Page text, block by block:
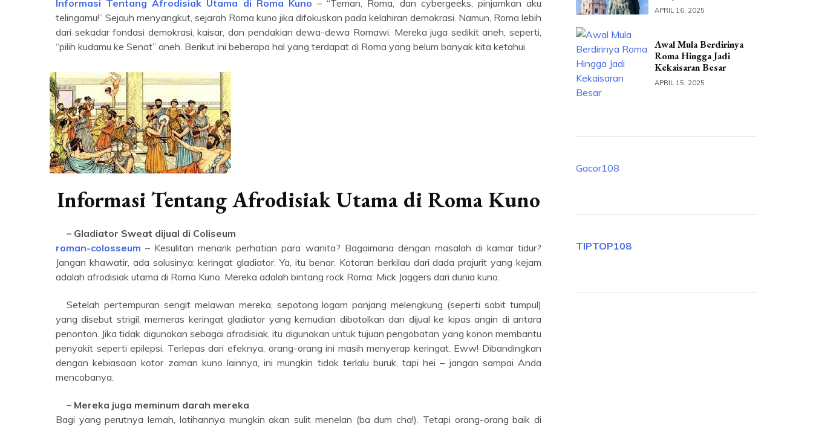
Informasi Tentang Afrodisiak Utama di Roma Kuno – “Teman, Roma, dan cybergeeks, pinjamkan aku
telingamu!” Sejauh menyangkut, sejarah Roma kuno jika difokuskan pada kelahiran demokrasi. Namun, Roma lebih
dari sekadar fondasi demokrasi, kaisar, dan pendakian dewa-dewa Romawi. Mereka juga sedikit aneh, seperti,
“pilih kudamu ke Senat” aneh. Berikut ini beberapa hal yang terdapat di Roma yang belum banyak kita ketahui.
Informasi Tentang Afrodisiak Utama di Roma Kuno
– Gladiator Sweat dijual di Coliseum
roman-colosseum – Kesulitan menarik perhatian para wanita? Bagaimana dengan masalah di kamar tidur?
Jangan khawatir, ada solusinya: keringat gladiator. Ya, itu benar. Kotoran berkilau dari dada prajurit yang kejam
adalah afrodisiak utama di Roma Kuno. Mereka adalah bintang rock Roma: Mick Jaggers dari dunia kuno.
Setelah pertempuran sengit melawan mereka, sepotong logam panjang melengkung (seperti sabit tumpul)
yang disebut strigil, memeras keringat gladiator yang kemudian dibotolkan dan dijual ke kipas angin di antara
penonton. Jika tidak digunakan sebagai afrodisiak, itu digunakan untuk tujuan pengobatan yang konon membantu
penyakit seperti epilepsi. Terlepas dari efeknya, orang-orang ini masih menyerap keringat. Eww! Dibandingkan
dengan kebiasaan kotor zaman kuno lainnya, ini mungkin tidak terlalu buruk, tapi hei – jangan sampai Anda
mencobanya.
– Mereka juga meminum darah mereka
Bagi yang perutnya lemah, latihannya mungkin akan sulit menelan (ba dum cha!). Tetapi orang-orang baik di
APRIL 16, 2025
Awal Mula Berdirinya
Roma Hingga Jadi
Kekaisaran Besar
APRIL 15, 2025
Gacor108
TIPTOP108